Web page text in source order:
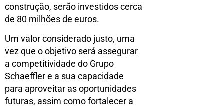
construção, serão investidos cerca
de 80 milhões de euros.
Um valor considerado justo, uma
vez que o objetivo será assegurar
a competitividade do Grupo
Schaeffler e a sua capacidade
para aproveitar as oportunidades
futuras, assim como fortalecer a